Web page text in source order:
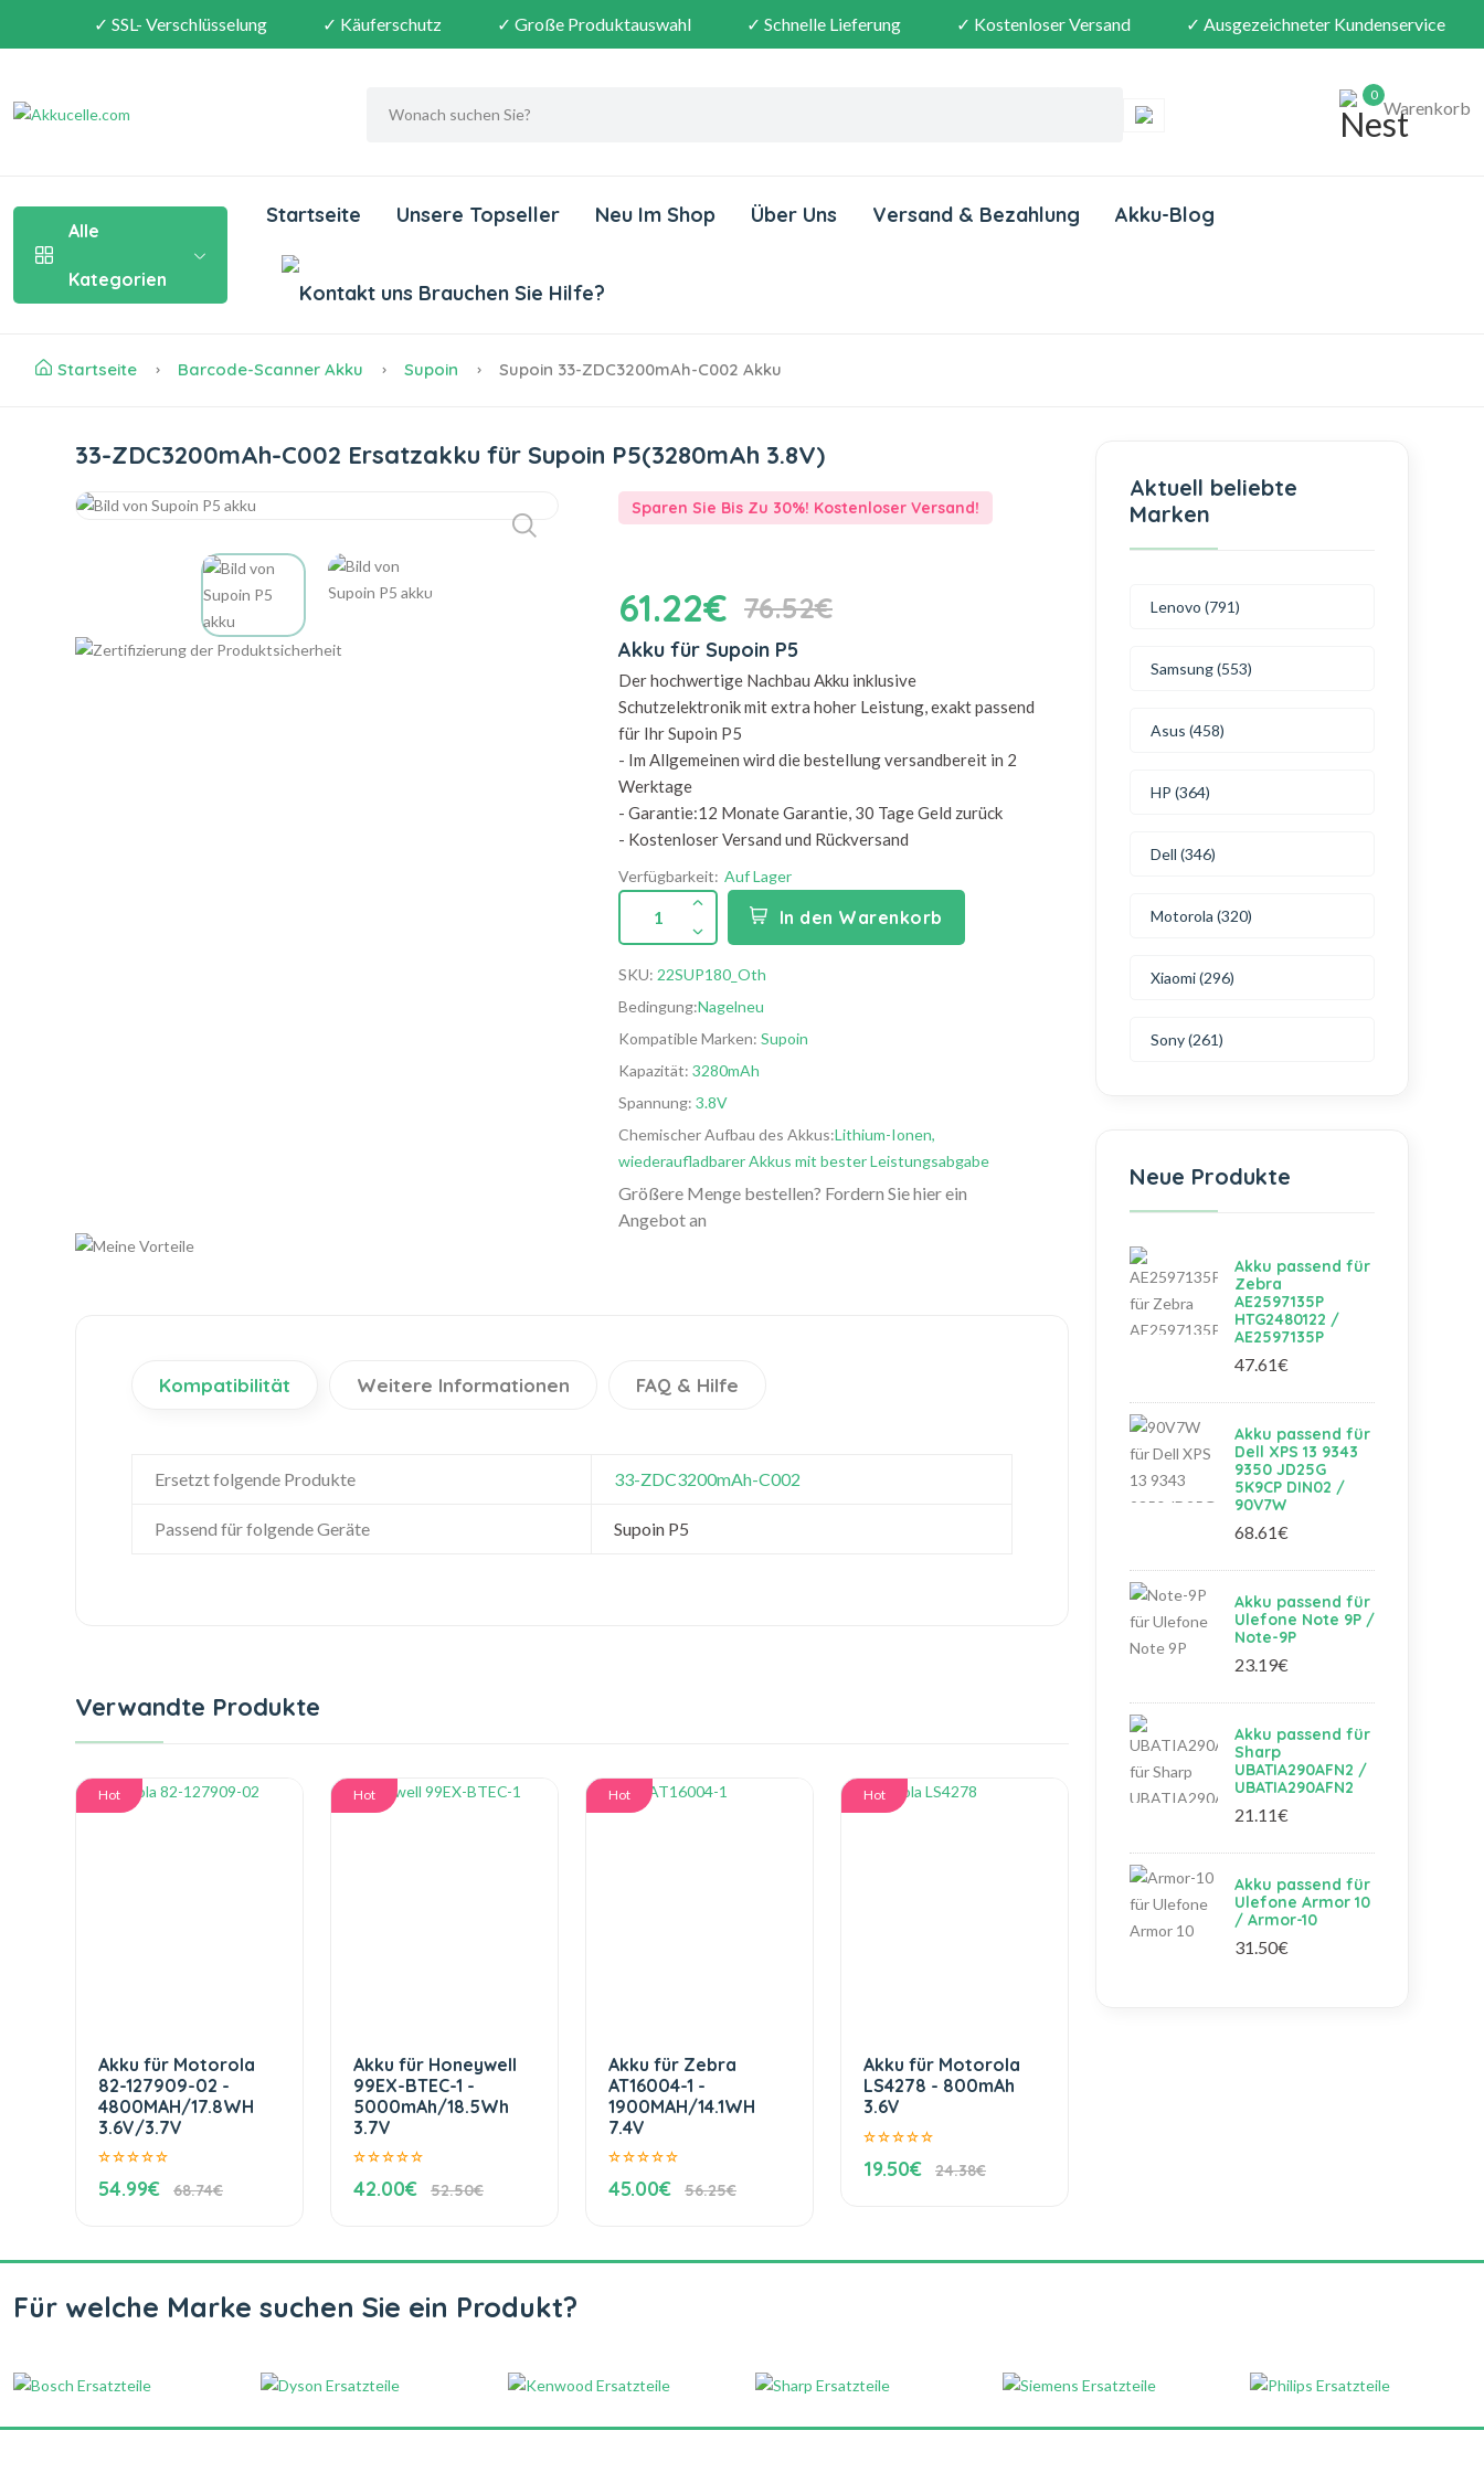
✓ SSL- Verschlüsselung ✓ Käuferschutz ✓ Große Produktauswahl ✓ Schnelle Lieferung ✓ Kostenloser Versand ✓ Ausgezeichneter Kundenservice
0
Warenkorb
Alle
Kategorien
Startseite Unsere Topseller Neu Im Shop Über Uns Versand & Bezahlung Akku-Blog
Brauchen Sie Hilfe?
Startseite Barcode-Scanner Akku Supoin Supoin 33-ZDC3200mAh-C002 Akku
33-ZDC3200mAh-C002 Ersatzakku für Supoin P5(3280mAh 3.8V)
Sparen Sie Bis Zu 30%! Kostenloser Versand!
61.22€ 76.52€
Akku für Supoin P5
Der hochwertige Nachbau Akku inklusive
Schutzelektronik mit extra hoher Leistung, exakt passend
für Ihr Supoin P5
- Im Allgemeinen wird die bestellung versandbereit in 2
Werktage
- Garantie:12 Monate Garantie, 30 Tage Geld zurück
- Kostenloser Versand und Rückversand
Verfügbarkeit: Auf Lager
1 In den Warenkorb
SKU: 22SUP180_Oth
Bedingung:Nagelneu
Kompatible Marken: Supoin
Kapazität: 3280mAh
Spannung: 3.8V
Chemischer Aufbau des Akkus:Lithium-Ionen,
wiederaufladbarer Akkus mit bester Leistungsabgabe
Größere Menge bestellen? Fordern Sie hier ein
Angebot an
Kompatibilität Weitere Informationen FAQ & Hilfe
Ersetzt folgende Produkte 33-ZDC3200mAh-C002
Passend für folgende Geräte Supoin P5
Verwandte Produkte
Hot
Akku für Motorola
82-127909-02 -
4800MAH/17.8WH
3.6V/3.7V
54.99€ 68.74€
Hot
Akku für Honeywell
99EX-BTEC-1 -
5000mAh/18.5Wh
3.7V
42.00€ 52.50€
Hot
Akku für Zebra
AT16004-1 -
1900MAH/14.1WH
7.4V
45.00€ 56.25€
Hot
Akku für Motorola
LS4278 - 800mAh
3.6V
19.50€ 24.38€
Aktuell beliebte
Marken
Lenovo (791)
Samsung (553)
Asus (458)
HP (364)
Dell (346)
Motorola (320)
Xiaomi (296)
Sony (261)
Neue Produkte
Akku passend für
Zebra
AE2597135P
HTG2480122 /
AE2597135P
47.61€
Akku passend für
Dell XPS 13 9343
9350 JD25G
5K9CP DIN02 /
90V7W
68.61€
Akku passend für
Ulefone Note 9P /
Note-9P
23.19€
Akku passend für
Sharp
UBATIA290AFN2 /
UBATIA290AFN2
21.11€
Akku passend für
Ulefone Armor 10
/ Armor-10
31.50€
Für welche Marke suchen Sie ein Produkt?